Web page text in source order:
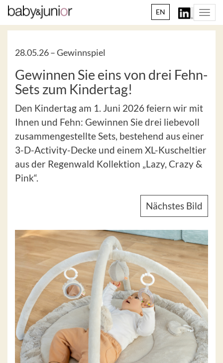
EN
28.05.26 –Gewinnspiel
Gewinnen Sie eins von drei Fehn-
Sets zum Kindertag!
Den Kindertag am 1. Juni 2026 feiern wir mit
Ihnen und Fehn: Gewinnen Sie drei liebevoll
zusammengestellte Sets, bestehend aus einer
3-D-Activity-Decke und einem XL-Kuscheltier
aus der Regenwald Kollektion „Lazy, Crazy &
Pink“.
Nächstes Bild